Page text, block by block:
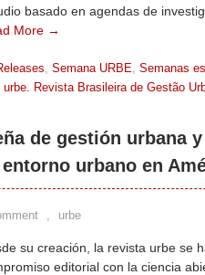
basado en agendas de
More →
, Semana URBE, Semanas
urbe. Revista Brasileira de Gestão
de gestión urbana
urbano en
, urbe
su creación, la revista urbe se
editorial con la ciencia